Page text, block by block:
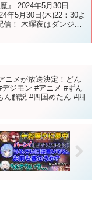
』 2024年5月30日
年5月30日(木)22：30よ
！ 木曜夜はダンジョ
ニメが放送決定！どん
ジモン #アニメ #ずん
ん解説 #四国めたん #四